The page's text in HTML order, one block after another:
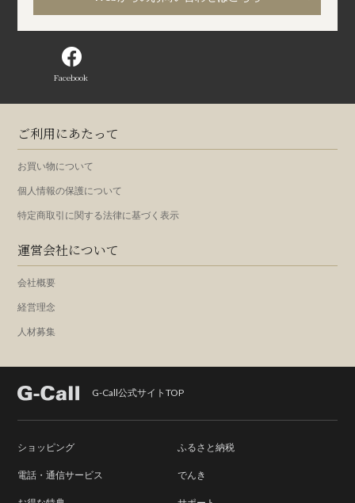
Facebook
ご利用にあたって
お買い物について
個人情報の保護について
特定商取引に関する法律に基づく表示
運営会社について
会社概要
経営理念
人材募集
G-Call公式サイトTOP
ショッピング ふるさと納税
電話・通信サービス でんき